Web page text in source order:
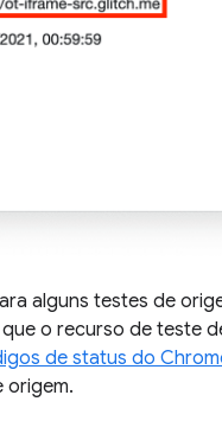
alguns testes de
o recurso de teste
de status do
origem.